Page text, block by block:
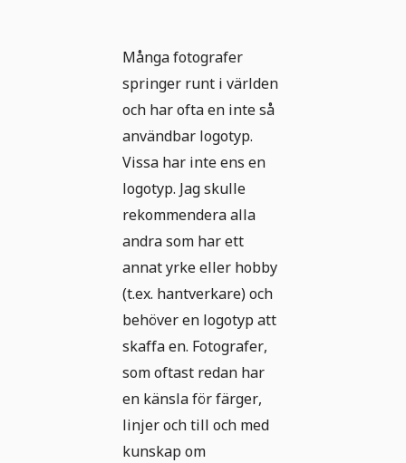
Många fotografer
springer runt i världen
och har ofta en inte så
användbar logotyp.
Vissa har inte ens en
logotyp. Jag skulle
rekommendera alla
andra som har ett
annat yrke eller hobby
(t.ex. hantverkare) och
behöver en logotyp att
skaffa en. Fotografer,
som oftast redan har
en känsla för färger,
linjer och till och med
kunskap om